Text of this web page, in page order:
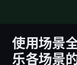
使用场景
乐各场景